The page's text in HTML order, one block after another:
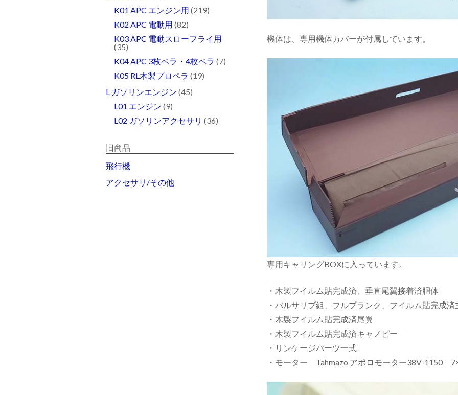
機体は、専用機体カバーが付属しています。
専用キャリングBOXに入っています。
・木製フイルム貼完成済、垂直尾翼接着済胴体
・バルサリブ組、フルプランク、フイルム貼完成済
・木製フイルム貼完成済尾翼
・木製フイルム貼完成済キャノピー
・リンケージパーツ一式
・モーター Tahmazo アポロモーター38V-1150
K01 APC エンジン用 (219)
K02 APC 電動用 (82)
K03 APC 電動スローフライ用
(35)
K04 APC 3枚ペラ・4枚ペラ (7)
K05 RL木製プロペラ (19)
L ガソリンエンジン (45)
L01 エンジン (9)
L02 ガソリンアクセサリ (36)
旧商品
飛行機
アクセサリ/その他